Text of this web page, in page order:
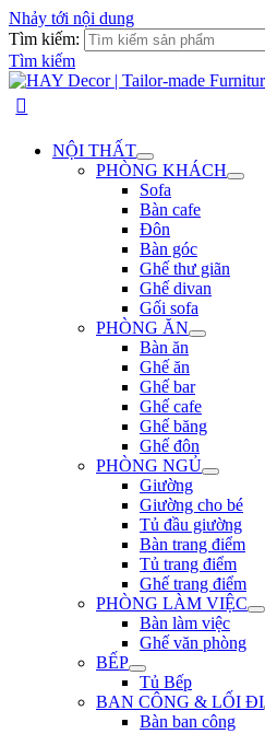
Nhảy tới nội dung
Tìm kiếm:
Tìm kiếm
NỘI THẤT
PHÒNG KHÁCH
Sofa
Bàn cafe
Đôn
Bàn góc
Ghế thư giãn
Ghế divan
Gối sofa
PHÒNG ĂN
Bàn ăn
Ghế ăn
Ghế bar
Ghế cafe
Ghế băng
Ghế đôn
PHÒNG NGỦ
Giường
Giường cho bé
Tủ đầu giường
Bàn trang điểm
Tủ trang điểm
Ghế trang điểm
PHÒNG LÀM VIỆC
Bàn làm việc
Ghế văn phòng
BẾP
Tủ Bếp
BAN CÔNG & LỐI ĐI
Bàn ban công